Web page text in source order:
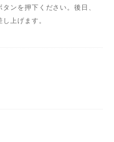
ンを押下ください。後日、
上げます。